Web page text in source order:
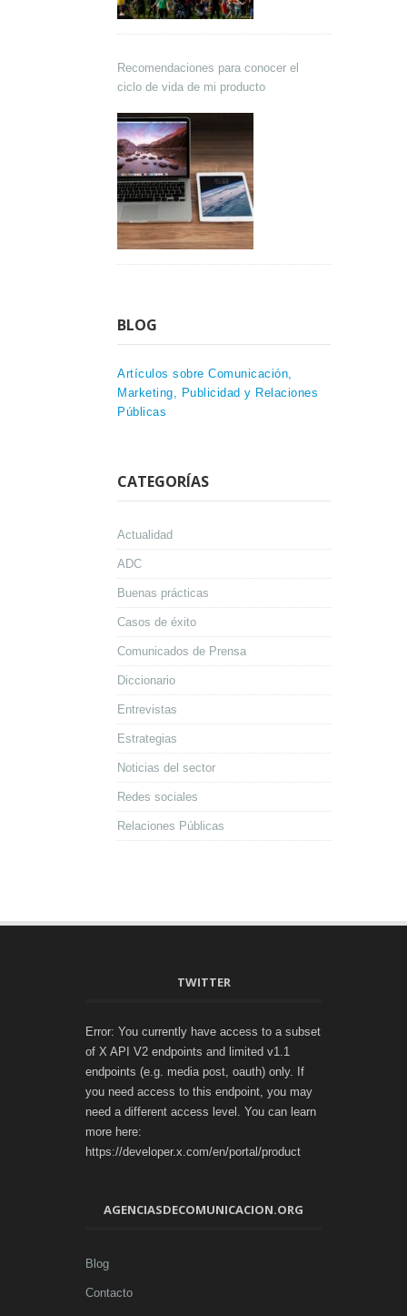
Recomendaciones para conocer el
ciclo de vida de mi producto
BLOG
Artículos sobre Comunicación,
Marketing, Publicidad y Relaciones
Públicas
CATEGORÍAS
Actualidad
ADC
Buenas prácticas
Casos de éxito
Comunicados de Prensa
Diccionario
Entrevistas
Estrategias
Noticias del sector
Redes sociales
Relaciones Públicas
TWITTER
Error: You currently have access to a subset
of X API V2 endpoints and limited v1.1
endpoints (e.g. media post, oauth) only. If
you need access to this endpoint, you may
need a different access level. You can learn
more here:
https://developer.x.com/en/portal/product
AGENCIASDECOMUNICACION.ORG
Blog
Contacto